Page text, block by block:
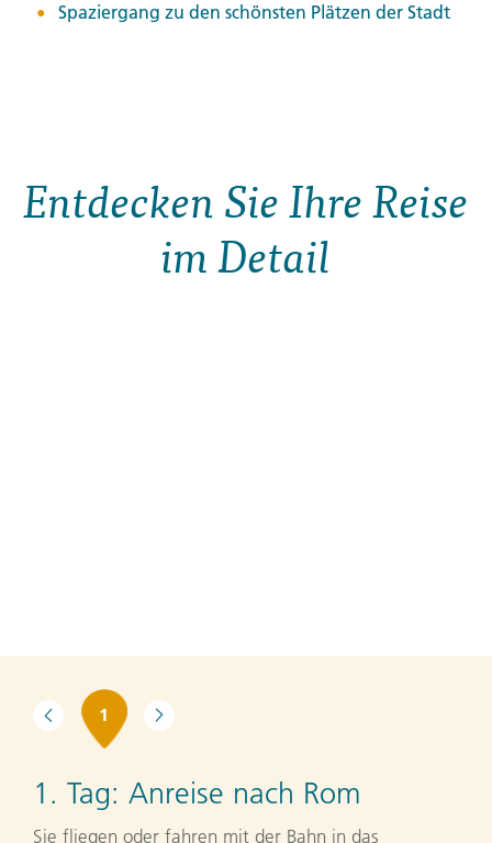
Spaziergang zu den schönsten Plätzen der Stadt
Entdecken Sie Ihre Reise
im Detail
1
1. Tag: Anreise nach Rom
Sie fliegen oder fahren mit der Bahn in das